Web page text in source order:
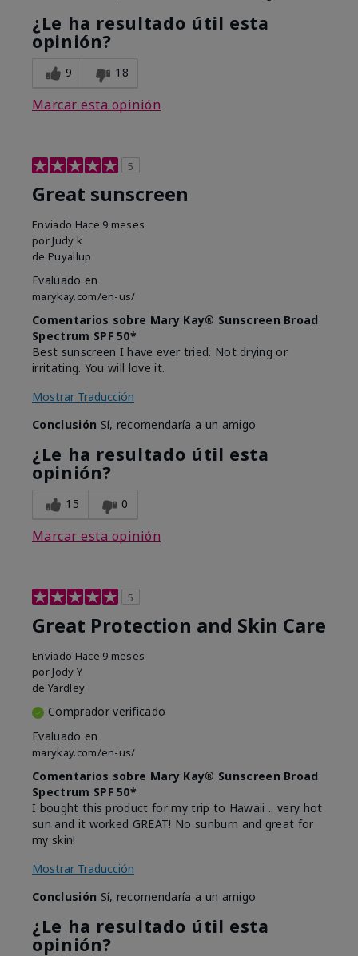
¿Le ha resultado útil esta
opinión?
9 18
Marcar esta opinión
5
Great sunscreen
Enviado Hace 9 meses
por Judy k
de Puyallup
Evaluado en
marykay.com/en-us/
Comentarios sobre Mary Kay® Sunscreen Broad
Spectrum SPF 50*
Best sunscreen I have ever tried. Not drying or
irritating. You will love it.
Mostrar Traducción
Conclusión Sí, recomendaría a un amigo
¿Le ha resultado útil esta
opinión?
15 0
Marcar esta opinión
5
Great Protection and Skin Care
Enviado Hace 9 meses
por Jody Y
de Yardley
Comprador verificado
Evaluado en
marykay.com/en-us/
Comentarios sobre Mary Kay® Sunscreen Broad
Spectrum SPF 50*
I bought this product for my trip to Hawaii .. very hot
sun and it worked GREAT! No sunburn and great for
my skin!
Mostrar Traducción
Conclusión Sí, recomendaría a un amigo
¿Le ha resultado útil esta
opinión?